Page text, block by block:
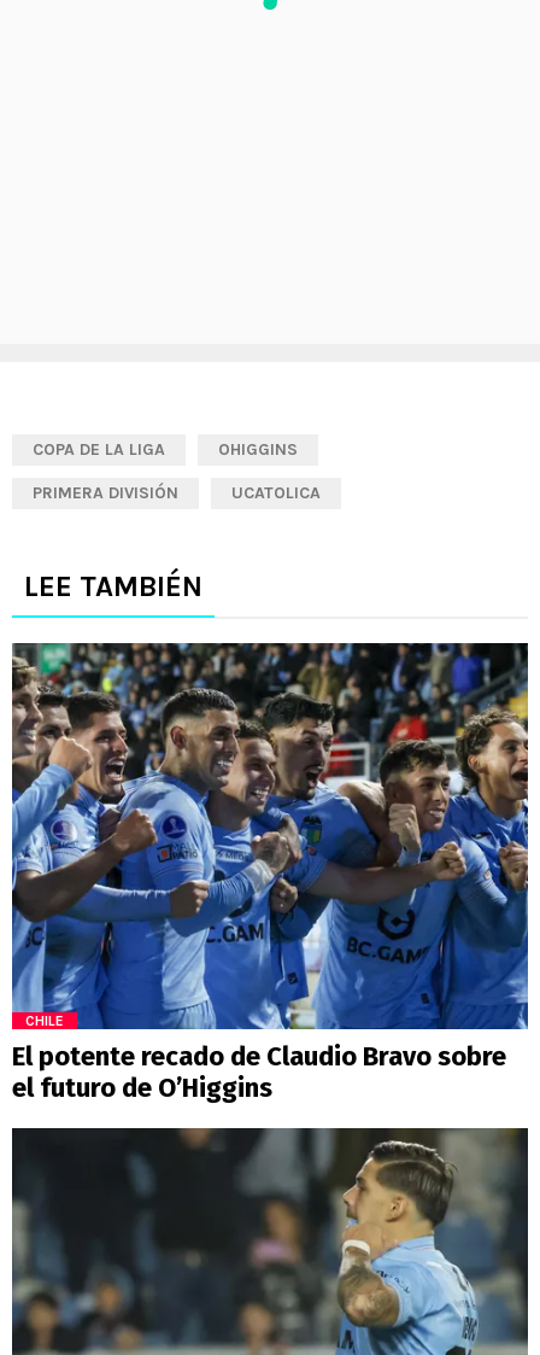
COPA DE LA LIGA OHIGGINS
PRIMERA DIVISIÓN UCATOLICA
LEE TAMBIÉN
CHILE
El potente recado de Claudio Bravo sobre
el futuro de O’Higgins